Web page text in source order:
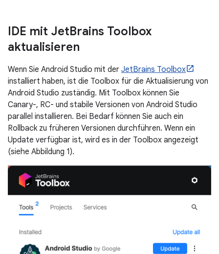
IDE mit JetBrains Toolbox
aktualisieren
Wenn Sie Android Studio mit der JetBrains Toolbox
installiert haben, ist die Toolbox für die Aktualisierung von
Android Studio zuständig. Mit Toolbox können Sie
Canary-, RC- und stabile Versionen von Android Studio
parallel installieren. Bei Bedarf können Sie auch ein
Rollback zu früheren Versionen durchführen. Wenn ein
Update verfügbar ist, wird es in der Toolbox angezeigt
(siehe Abbildung 1).